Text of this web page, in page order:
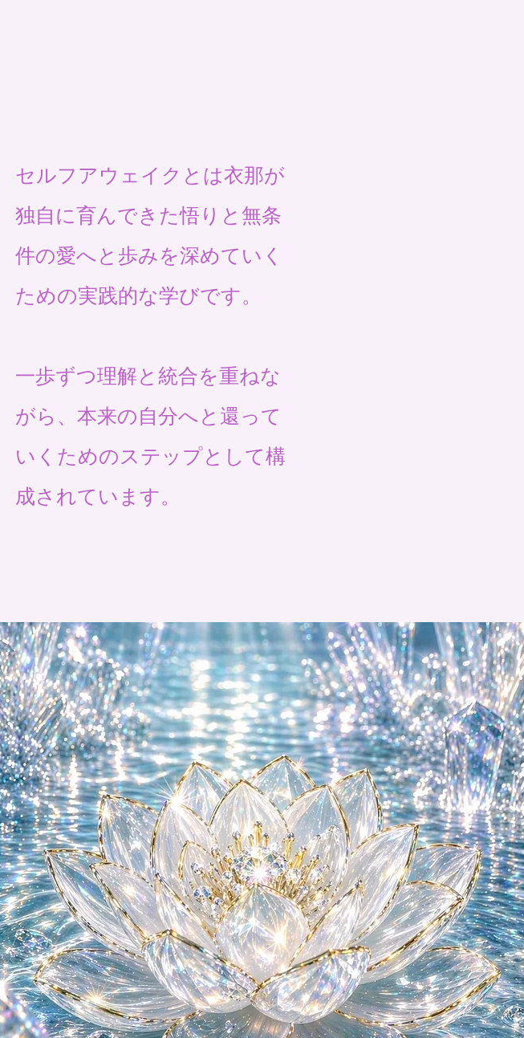
セルフアウェイクとは衣那が
独自に育んできた悟りと無条
件の愛へと歩みを深めていく
ための実践的な学びです。
一歩ずつ理解と統合を重ねな
がら、本来の自分へと還って
いくためのステップとして構
成されています。